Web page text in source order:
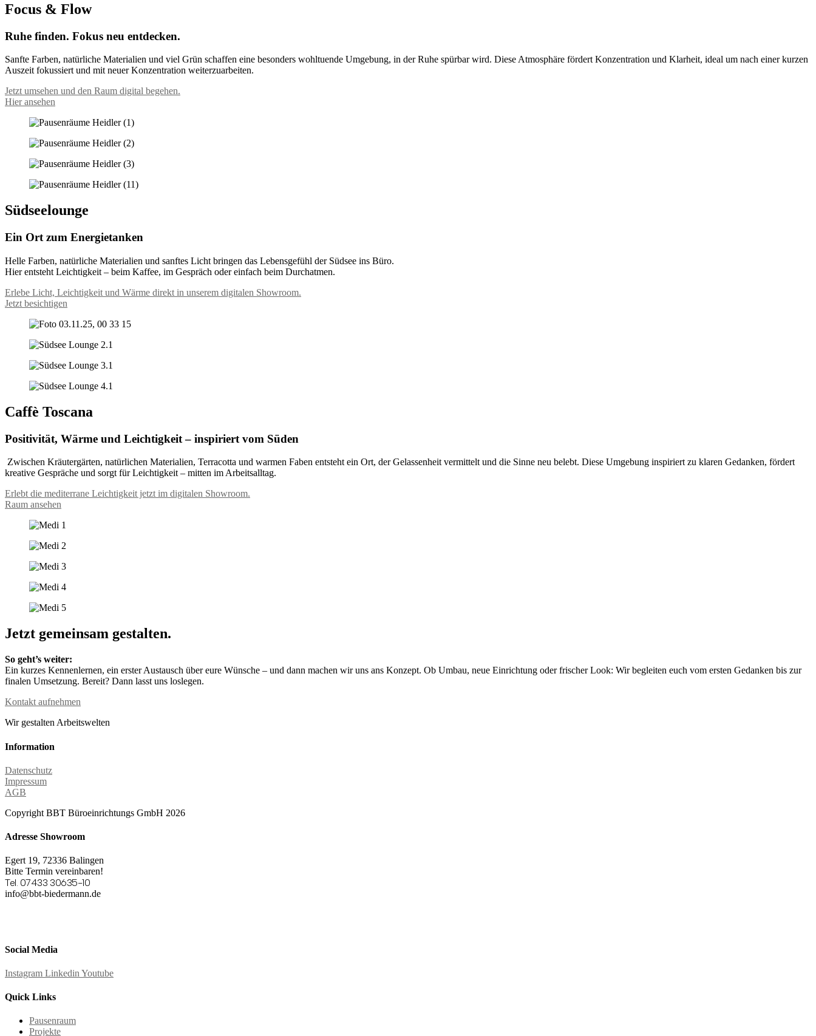
Focus & Flow
Ruhe finden. Fokus neu entdecken.
Sanfte Farben, natürliche Materialien und viel Grün schaffen eine besonders wohltuende Umgebung, in der Ruhe spürbar wird. Diese Atmosphäre fördert Konzentration und Klarheit, ideal um nach einer kurzen
Auszeit fokussiert und mit neuer Konzentration weiterzuarbeiten.
Jetzt umsehen und den Raum digital begehen.
Hier ansehen
Südseelounge
Ein Ort zum Energietanken
Helle Farben, natürliche Materialien und sanftes Licht bringen das Lebensgefühl der Südsee ins Büro.
Hier entsteht Leichtigkeit – beim Kaffee, im Gespräch oder einfach beim Durchatmen.
Erlebe Licht, Leichtigkeit und Wärme direkt in unserem digitalen Showroom.
Jetzt besichtigen
Caffè Toscana
Positivität, Wärme und Leichtigkeit – inspiriert vom Süden
Zwischen Kräutergärten, natürlichen Materialien, Terracotta und warmen Faben entsteht ein Ort, der Gelassenheit vermittelt und die Sinne neu belebt. Diese Umgebung inspiriert zu klaren Gedanken, fördert
kreative Gespräche und sorgt für Leichtigkeit – mitten im Arbeitsalltag.
Erlebt die mediterrane Leichtigkeit jetzt im digitalen Showroom.
Raum ansehen
Jetzt gemeinsam gestalten.
So geht’s weiter:
Ein kurzes Kennenlernen, ein erster Austausch über eure Wünsche – und dann machen wir uns ans Konzept. Ob Umbau, neue Einrichtung oder frischer Look: Wir begleiten euch vom ersten Gedanken bis zur
finalen Umsetzung. Bereit? Dann lasst uns loslegen.
Kontakt aufnehmen
Wir gestalten Arbeitswelten
Information
Datenschutz
Impressum
AGB
Copyright BBT Büroeinrichtungs GmbH 2026
Adresse Showroom
Egert 19, 72336 Balingen
Bitte Termin vereinbaren!
Tel. 07433 30635-10
info@bbt-biedermann.de
Social Media
Instagram Linkedin Youtube
Quick Links
Pausenraum
Projekte